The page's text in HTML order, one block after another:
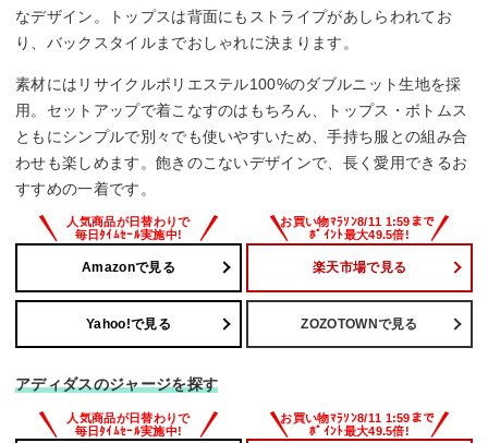
なデザイン。トップスは背面にもストライプがあしらわれてお
り、バックスタイルまでおしゃれに決まります。
素材にはリサイクルポリエステル100%のダブルニット生地を採
用。セットアップで着こなすのはもちろん、トップス・ボトムス
ともにシンプルで別々でも使いやすいため、手持ち服との組み合
わせも楽しめます。飽きのこないデザインで、長く愛用できるお
すすめの一着です。
Amazonで見る 楽天市場で見る
Yahoo!で見る ZOZOTOWNで見る
アディダスのジャージを探す